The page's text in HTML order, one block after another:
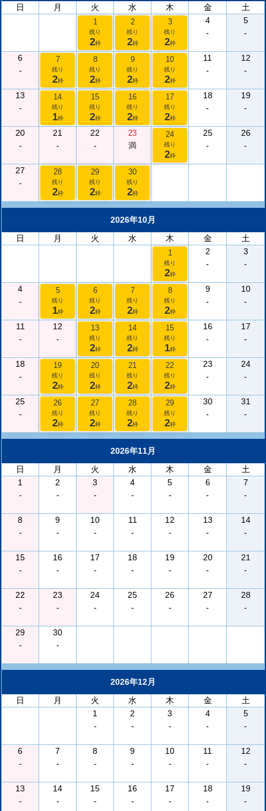
日
月 火 水 木 金 土
1
残り
2枠
2
残り
2枠
3
残り
2枠
4
-
5
-
6
-
7
残り
2枠
8
残り
2枠
9
残り
2枠
10
残り
2枠
11
-
12
-
13
-
14
残り
1枠
15
残り
2枠
16
残り
2枠
17
残り
2枠
18
-
19
-
20
-
21
-
22
-
23
満
24
残り
2枠
25
-
26
-
27
-
28
残り
2枠
29
残り
2枠
30
残り
2枠
2026年10月
日
月 火 水 木 金 土
1
残り
2枠
2
-
3
-
4
-
5
残り
1枠
6
残り
2枠
7
残り
2枠
8
残り
2枠
9
-
10
-
11
-
12
-
13
残り
2枠
14
残り
2枠
15
残り
1枠
16
-
17
-
18
-
19
残り
2枠
20
残り
2枠
21
残り
2枠
22
残り
2枠
23
-
24
-
25
-
26
残り
2枠
27
残り
2枠
28
残り
2枠
29
残り
2枠
30
-
31
-
2026年11月
日
月 火 水 木 金
土
1
-
2
-
3
-
4
-
5
-
6
-
7
-
8
-
9
-
10
-
11
-
12
-
13
-
14
-
15
-
16
-
17
-
18
-
19
-
20
-
21
-
22
-
23
-
24
-
25
-
26
-
27
-
28
-
29
-
30
-
2026年12月
日
月 火 水 木 金
土
1
-
2
-
3
-
4
-
5
-
6
-
7
-
8
-
9
-
10
-
11
-
12
-
13
-
14
-
15
-
16
-
17
-
18
-
19
-